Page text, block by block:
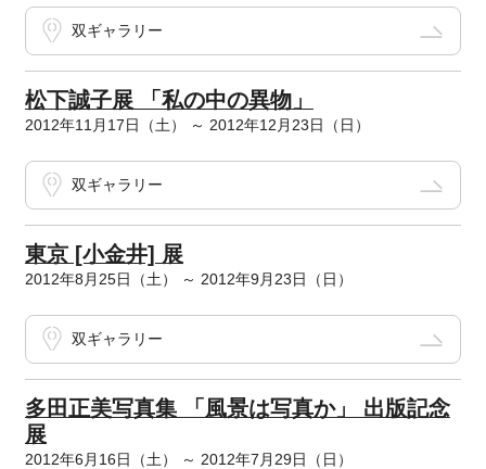
双ギャラリー
松下誠子展 「私の中の異物」
2012年11月17日（土） ～ 2012年12月23日（日）
双ギャラリー
東京 [小金井] 展
2012年8月25日（土） ～ 2012年9月23日（日）
双ギャラリー
多田正美写真集 「風景は写真か」 出版記念
展
2012年6月16日（土） ～ 2012年7月29日（日）